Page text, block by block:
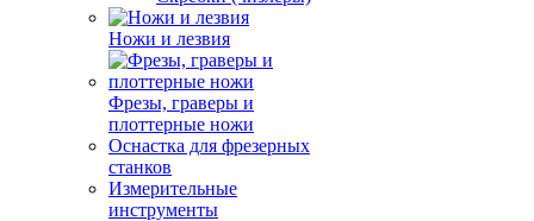
Ножи и лезвия
Фрезы, граверы и
плоттерные ножи
Оснастка для фрезерных
станков
Измерительные
инструменты